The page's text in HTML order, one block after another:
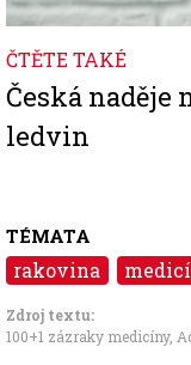
ČTĚTE TAKÉ
Česká naděje
ledvin
TÉMATA
rakovina
Zdroj textu:
100+1 zázraky medicíny,